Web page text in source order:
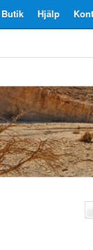
Hjälp
Butik